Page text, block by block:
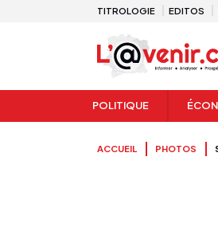
TITROLOGIE EDITOS
POLITIQUE
ACCUEIL PHOTOS